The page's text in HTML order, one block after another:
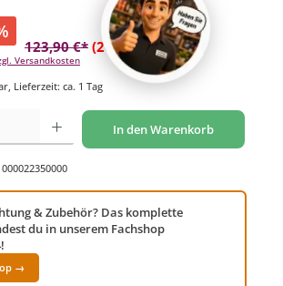
123,90 €* (20.98% gespart)
Versandkosten
Lieferzeit: ca. 1 Tag
den gewünschten Wert ein oder benutze die Schaltflächen um
In den Warenkorb
000022350000
& Zubehör? Das komplette
du in unserem Fachshop
→